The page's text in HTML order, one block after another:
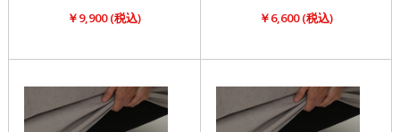
￥9,900 (税込) ￥6,600 (税込)